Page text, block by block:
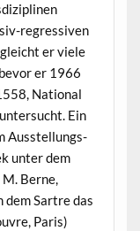
regressiven
er viele
er 1966
National
Ein
Ausstellungs-
unter dem
Berne,
dem Sartre das
Paris)